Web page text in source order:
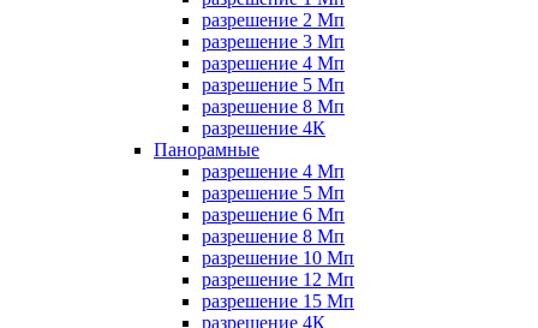
разрешение 2 Мп
разрешение 3 Мп
разрешение 4 Мп
разрешение 5 Мп
разрешение 8 Мп
разрешение 4К
Панорамные
разрешение 4 Мп
разрешение 5 Мп
разрешение 6 Мп
разрешение 8 Мп
разрешение 10 Мп
разрешение 12 Мп
разрешение 15 Мп
разрешение 4К